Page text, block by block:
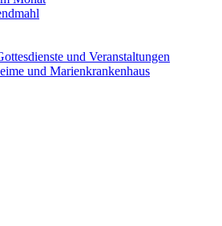
und Veranstaltungen
und Marienkrankenhaus